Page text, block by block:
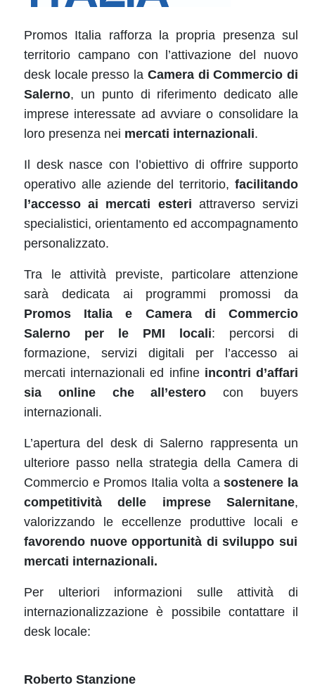
Promos Italia rafforza la propria presenza sul
territorio campano con l’attivazione del nuovo
desk locale presso la Camera di Commercio di
Salerno, un punto di riferimento dedicato alle
imprese interessate ad avviare o consolidare la
loro presenza nei mercati internazionali.
Il desk nasce con l’obiettivo di offrire supporto
operativo alle aziende del territorio, facilitando
l’accesso ai mercati esteri attraverso servizi
specialistici, orientamento ed accompagnamento
personalizzato.
Tra le attività previste, particolare attenzione
sarà dedicata ai programmi promossi da
Promos Italia e Camera di Commercio
Salerno per le PMI locali: percorsi di
formazione, servizi digitali per l’accesso ai
mercati internazionali ed infineincontri d’affari
sia online che all’estero con buyers
internazionali.
L’apertura del desk di Salerno rappresenta un
ulteriore passo nella strategia della Camera di
Commercio e Promos Italia volta asostenere la
competitività delle imprese Salernitane,
valorizzando le eccellenze produttive locali e
favorendo nuove opportunità di sviluppo sui
mercati internazionali.
Per ulteriori informazioni sulle attività di
internazionalizzazione è possibile contattare il
desk locale:
Roberto Stanzione